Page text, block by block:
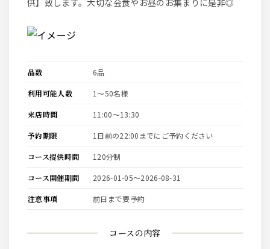
供】致します。大切な会食やお昼のお集まりに是非◎
コースの内容
品数 6品
利用可能人数 1〜50名様
来店時間 11:00〜13:30
予約期限 1日前の22:00までにご予約ください
コース提供時間 120分制
コース開催期間 2026-01-05〜2026-08-31
注意事項 前日まで要予約